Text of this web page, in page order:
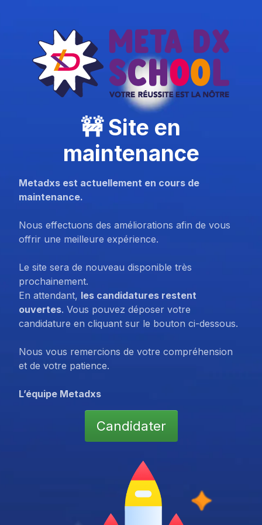
🚧 Site en
maintenance
Metadxs est actuellement en cours de
maintenance.
Nous effectuons des améliorations afin de vous
offrir une meilleure expérience.
Le site sera de nouveau disponible très
prochainement.
En attendant, les candidatures restent
ouvertes. Vous pouvez déposer votre
candidature en cliquant sur le bouton ci-dessous.
Nous vous remercions de votre compréhension
et de votre patience.
L’équipe Metadxs
Candidater